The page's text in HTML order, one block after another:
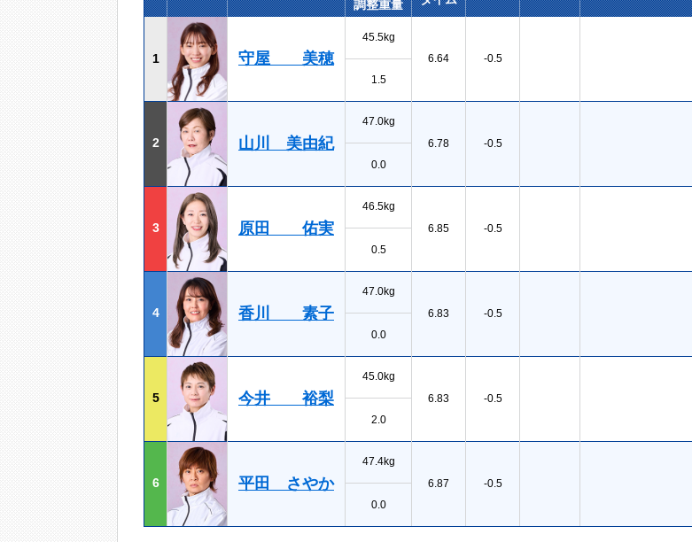
調整重量
1 守屋 美穂
45.5kg
6.64
-0.5
1.5
2 山川 美由紀
47.0kg
6.78
-0.5
0.0
3 原田 佑実
46.5kg
6.85
-0.5
0.5
4 香川 素子
47.0kg
6.83
-0.5
0.0
5 今井 裕梨
45.0kg
6.83
-0.5
2.0
6 平田 さやか
47.4kg
6.87
-0.5
0.0